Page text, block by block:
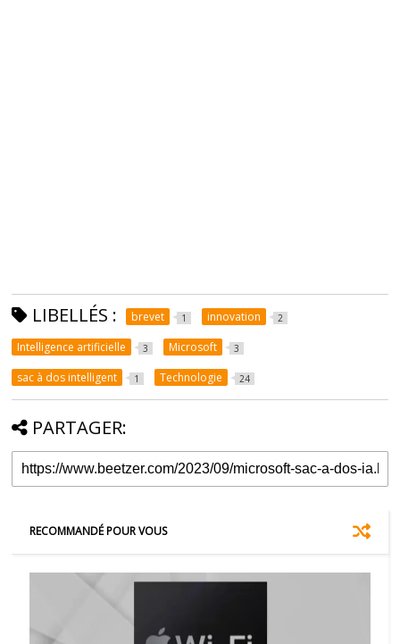
LIBELLÉS : brevet 1 innovation 2
Intelligence artificielle 3 Microsoft 3
sac à dos intelligent 1 Technologie 24
PARTAGER:
RECOMMANDÉ POUR VOUS